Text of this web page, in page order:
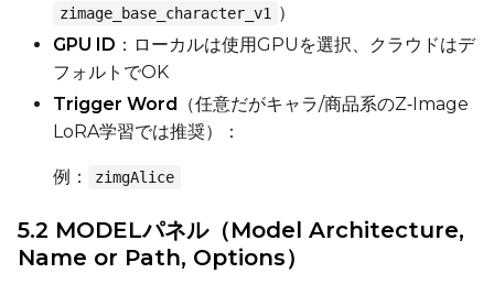
LoRA Scale
zimage_base_character_v1
）
GPU ID ：ローカルは使用GPUを選択、クラウドはデ
フォルトでOK
Trigger Word （任意だがキャラ/商品系のZ‑Image
LoRA学習では推奨）：
例： zimgAlice
5.2 MODELパネル（Model Architecture,
Name or Path, Options）